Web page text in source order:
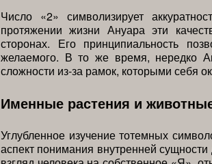
Число «2» символизирует
протяжении жизни Ануара эти
сторонах. Его принципиальность
желаемого. В то же время, нередко
сложности из-за рамок, которыми себя
Именные растения и
Углубленное изучение тотемных
аспект понимания внутренней